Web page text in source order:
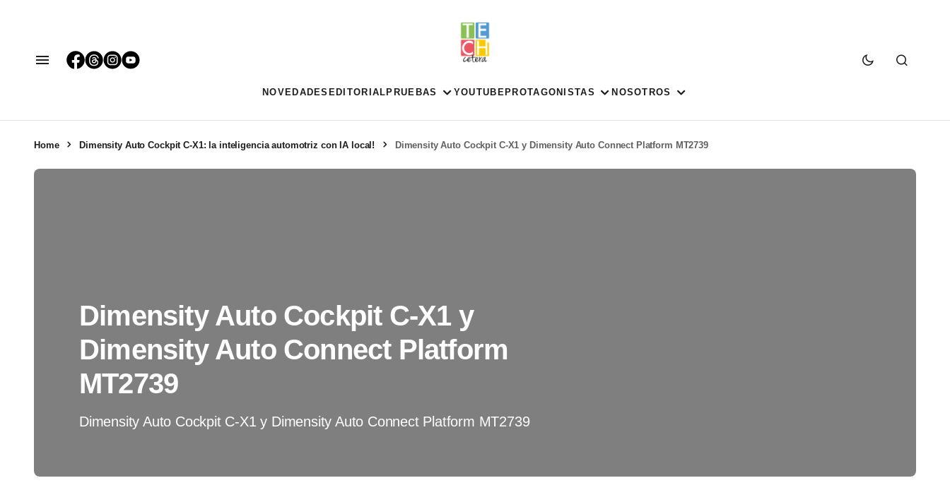
NOVEDADES EDITORIAL PRUEBAS YOUTUBE PROTAGONISTAS NOSOTROS
Home Dimensity Auto Cockpit C‑X1: la inteligencia automotriz con IA local! Dimensity Auto Cockpit C-X1 y Dimensity Auto Connect Platform MT2739
Dimensity Auto Cockpit C-X1 y
Dimensity Auto Connect Platform
MT2739
Dimensity Auto Cockpit C-X1 y Dimensity Auto Connect Platform MT2739